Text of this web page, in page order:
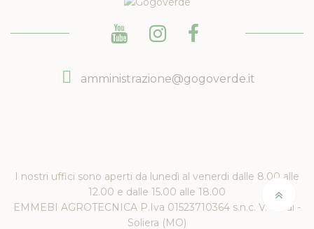
amministrazione@gogoverde.it
I nostri uffici sono aperti da lunedì al venerdi dalle 8.00 alle
12.00 e dalle 15.00 alle 18.00
EMMEBI AGROTECNICA P.Iva 01523710364 s.n.c. V. Verdi -
Soliera (MO)